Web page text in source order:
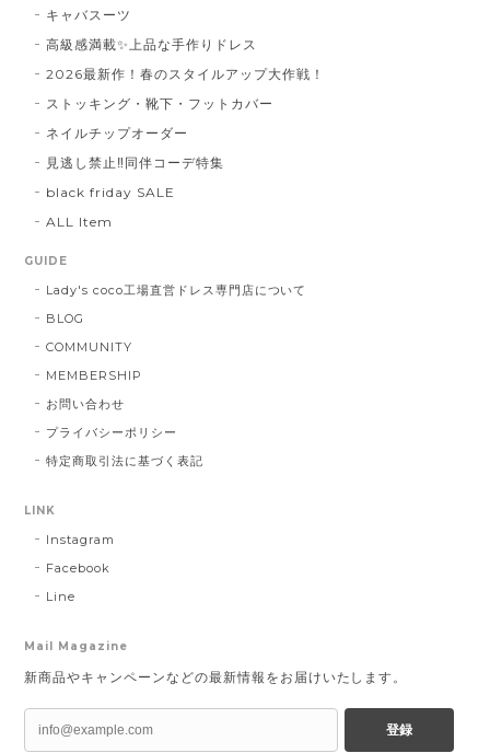
キャバスーツ
高級感満載✨上品な手作りドレス
2026最新作！春のスタイルアップ大作戦！
ストッキング・靴下・フットカバー
ネイルチップオーダー
見逃し禁止‼同伴コーデ特集
black friday SALE
ALL Item
GUIDE
Lady's coco工場直営ドレス専門店について
BLOG
COMMUNITY
MEMBERSHIP
お問い合わせ
プライバシーポリシー
特定商取引法に基づく表記
LINK
Instagram
Facebook
Line
Mail Magazine
新商品やキャンペーンなどの最新情報をお届けいたします。
登録